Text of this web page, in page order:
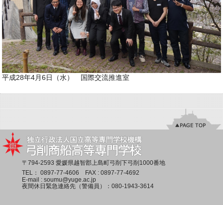
平成28年4月6日（水） 国際交流推進室
〒794-2593 愛媛県越智郡上島町弓削下弓削1000番地
TEL： 0897-77-4606 FAX : 0897-77-4692
E-mail : soumu@yuge.ac.jp
夜間休日緊急連絡先（警備員）： 080-1943-3614